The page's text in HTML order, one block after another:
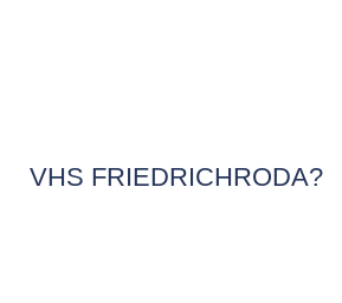
VHS FRIEDRICHRODA?